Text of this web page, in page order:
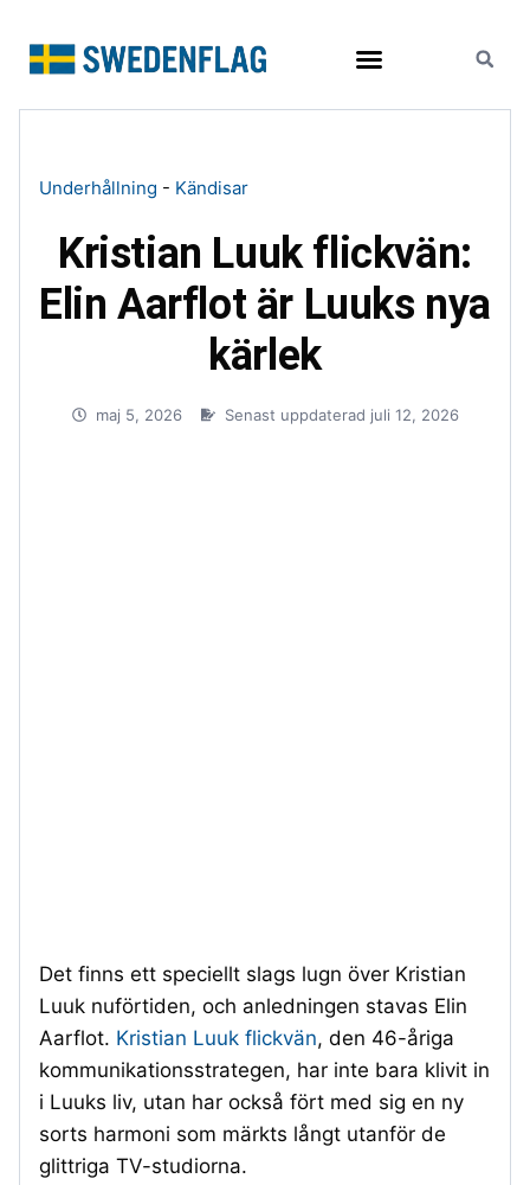
Underhållning - Kändisar
Kristian Luuk flickvän:
Elin Aarflot är Luuks nya
kärlek
maj 5, 2026 Senast uppdaterad juli 12, 2026
Det finns ett speciellt slags lugn över Kristian
Luuk nuförtiden, och anledningen stavas Elin
Aarflot. Kristian Luuk flickvän, den 46-åriga
kommunikationsstrategen, har inte bara klivit in
i Luuks liv, utan har också fört med sig en ny
sorts harmoni som märkts långt utanför de
glittriga TV-studiorna.